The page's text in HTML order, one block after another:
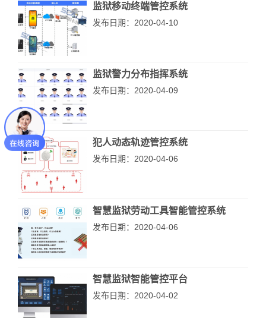
监狱移动终端管控系统
发布日期：2020-04-10
监狱警力分布指挥系统
发布日期：2020-04-09
犯人动态轨迹管控系统
发布日期：2020-04-06
智慧监狱劳动工具智能管控系统
发布日期：2020-04-06
智慧监狱智能管控平台
发布日期：2020-04-02